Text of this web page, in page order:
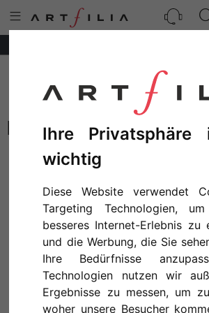
Ihre Privatsphäre
wichtig
Diese Website verwendet
Targeting Technologien,
besseres Internet-Erlebnis zu
und die Werbung, die Sie
Ihre Bedürfnisse
Technologien nutzen wir
Ergebnisse zu messen, um
woher unsere Besucher
ABBOTT HANDERSON
ABBOTT HANDERSON THAYER - THE SKY SIMULATED BY RED FLAMINGOES